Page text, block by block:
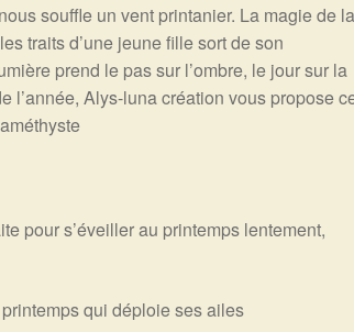
souffle un vent printanier. La magie de la
traits d’une jeune fille sort de son
prend le pas sur l’ombre, le jour sur la
l’année, Alys-luna création vous propose
pour s’éveiller au printemps lentement,
qui déploie ses ailes